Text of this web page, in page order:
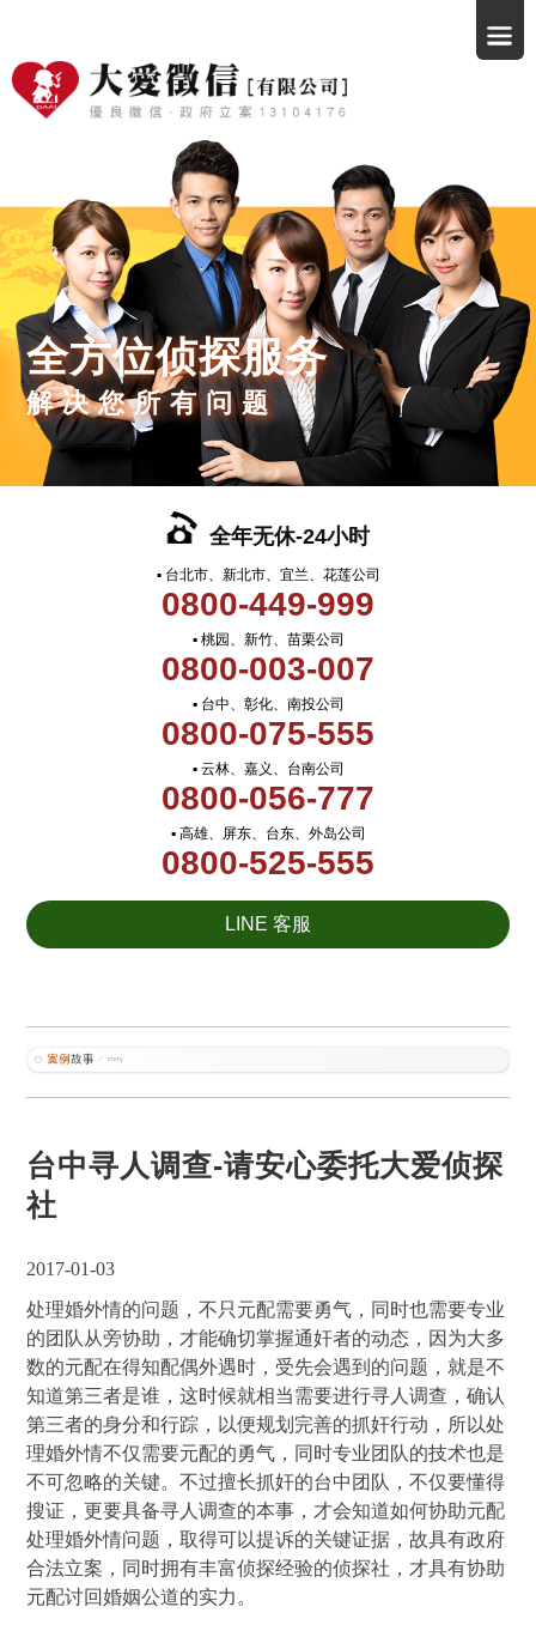
全方位侦探服务
解决您所有问题
全年无休-24小时
▪ 台北市、新北市、宜兰、花莲公司
0800-449-999
▪ 桃园、新竹、苗栗公司
0800-003-007
▪ 台中、彰化、南投公司
0800-075-555
▪ 云林、嘉义、台南公司
0800-056-777
▪ 高雄、屏东、台东、外岛公司
0800-525-555
LINE 客服
台中寻人调查-请安心委托大爱侦探
社
2017-01-03
处理婚外情的问题，不只元配需要勇气，同时也需要专业
的团队从旁协助，才能确切掌握通奸者的动态，因为大多
数的元配在得知配偶外遇时，受先会遇到的问题，就是不
知道第三者是谁，这时候就相当需要进行寻人调查，确认
第三者的身分和行踪，以便规划完善的抓奸行动，所以处
理婚外情不仅需要元配的勇气，同时专业团队的技术也是
不可忽略的关键。不过擅长抓奸的台中团队，不仅要懂得
搜证，更要具备寻人调查的本事，才会知道如何协助元配
处理婚外情问题，取得可以提诉的关键证据，故具有政府
合法立案，同时拥有丰富侦探经验的侦探社，才具有协助
元配讨回婚姻公道的实力。